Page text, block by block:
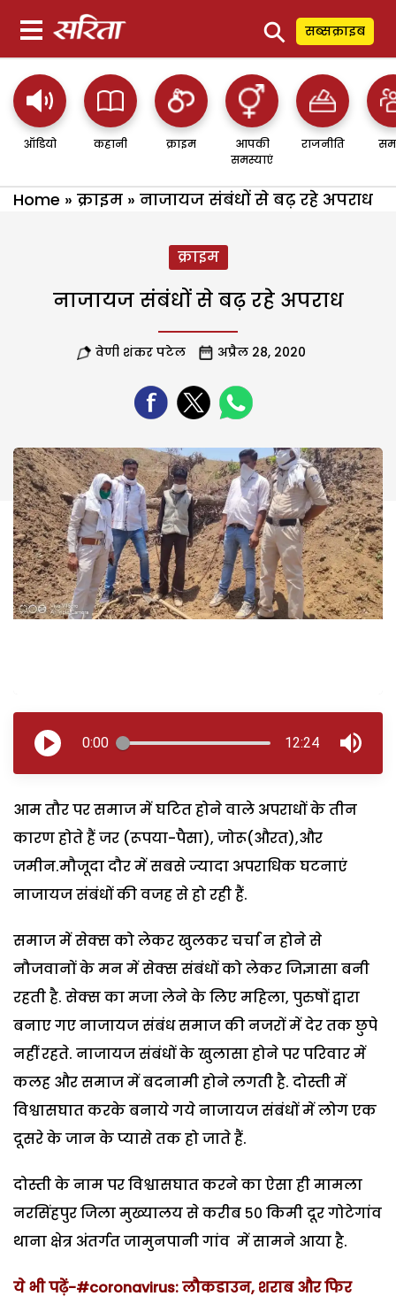
⚲ सब्सक्राइब
ऑडियो कहानी क्राइम
आपकी
समस्याएं
राजनीति
Home » क्राइम » नाजायज संबंधों से बढ़ रहे अपराध
क्राइम
नाजायज संबंधों से बढ़ रहे अपराध
वेणी शंकर पटेल अप्रैल 28, 2020
0:00 12:24
आम तौर पर समाज में घटित होने वाले अपराधों के तीन
कारण होते हैं जर (रूपया-पैसा), जोरू(औरत),और
जमीन.मौजूदा दौर में सबसे ज्यादा अपराधिक घटनाएं
नाजायज संबंधों की वजह से हो रही हैं.
समाज में सेक्स को लेकर खुलकर चर्चा न होने से
नौजवानों के मन में सेक्स संबंधों को लेकर जिज्ञासा बनी
रहती है. सेक्स का मजा लेने के लिए महिला, पुरुषों द्वारा
बनाए गए नाजायज संबंध समाज की नजरों में देर तक छुपे
नहीं रहते. नाजायज संबंधों के खुलासा होने पर परिवार में
कलह और समाज में बदनामी होने लगती है. दोस्ती में
विश्वासघात करके बनाये गये नाजायज संबंधों में लोग एक
दूसरे के जान के प्यासे तक हो जाते हैं.
दोस्ती के नाम पर विश्वासघात करने का ऐसा ही मामला
नरसिंहपुर जिला मुख्यालय से करीब ५० किमी दूर गोटेगांव
थाना क्षेत्र अंतर्गत जामुनपानी गांव में सामने आया है.
ये भी पढ़ें-#coronavirus: लौकडाउन, शराब और फिर